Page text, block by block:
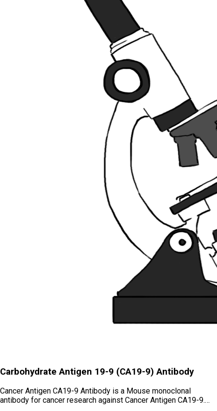
Carbohydrate Antigen 19-9 (CA19-9) Antibody
Cancer Antigen CA19-9 Antibody is a Mouse monoclonal
antibody for cancer research against Cancer Antigen CA19-9.…